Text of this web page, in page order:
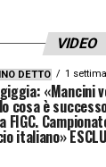
VIDEO
DETTO 1
«Mancini
cosa è
FIGC.
italiano»